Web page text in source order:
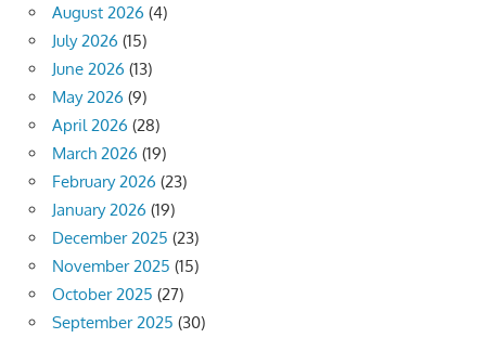
August 2026 (4)
July 2026 (15)
June 2026 (13)
May 2026 (9)
April 2026 (28)
March 2026 (19)
February 2026 (23)
January 2026 (19)
December 2025 (23)
November 2025 (15)
October 2025 (27)
September 2025 (30)